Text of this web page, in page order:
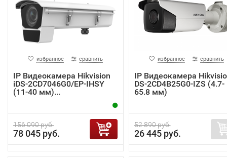
избранное сравнить
IP Видеокамера Hikvision
iDS-2CD7046G0/EP-IHSY
(11-40 мм)...
156 090 руб.
78 045 руб.
избранное сравнить
IP Видеокамера
DS-2CD4B25G0-IZS (4.7-
65.8 мм)
52 890 руб.
26 445 руб.